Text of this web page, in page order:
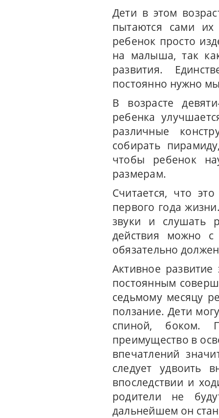
Дети в этом
пытаются сами их
ребенок просто
на малыша, так
развития.
постоянно нужно
В возрасте
ребенка
различные
собирать
чтобы ребенок
размерам.
Считается, что
первого года
звуки и слушать
действия можно
обязательно
Активное
постоянным
седьмому месяцу
ползание. Дети
спиной, боком.
преимущество в
впечатлений
следует удвоить
впоследствии и
родители не
дальнейшем он